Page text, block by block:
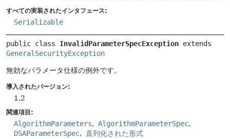
すべての実装されたインタフェース:
Serializable
public class InvalidParameterSpecException
GeneralSecurityException
無効なパラメータ仕様の例外です。
導入されたバージョン:
1.2
関連項目:
AlgorithmParameters
AlgorithmParameterSpec
DSAParameterSpec
直列化された形式